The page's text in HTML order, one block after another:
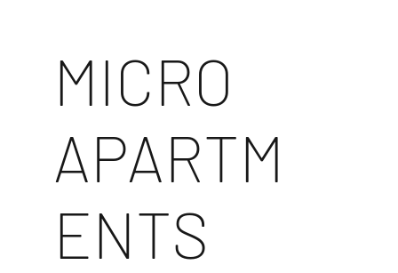
MICRO
APARTM
ENTS